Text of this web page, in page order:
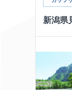
新潟県